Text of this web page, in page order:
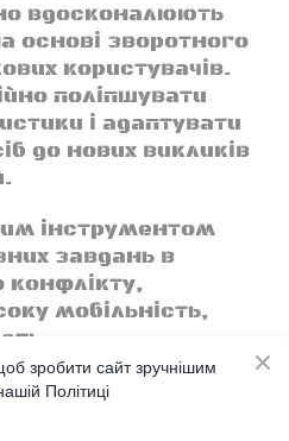
вдосконалюють
основі зворотного
користувачів.
поліпшувати
і адаптувати
до нових викликів
інструментом
завдань в
конфлікту,
мобільність,
Дракаріс
зробити сайт зручнішим
Політиці